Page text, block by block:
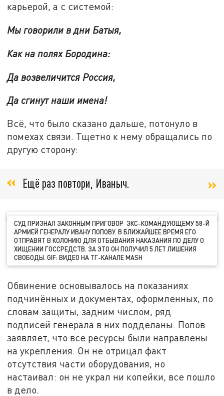
карьерой, а с системой:
Мы говорили в дни Батыя,
Как на полях Бородина:
Да возвеличится Россия,
Да сгинут наши имена!
Всё, что было сказано дальше, потонуло в
помехах связи. Тщетно к нему обращались по
другую сторону:
Ещё раз повтори, Иваныч.
СУД ПРИЗНАЛ ЗАКОННЫМ ПРИГОВОР ЭКС-КОМАНДУЮЩЕМУ 58-Й
АРМИЕЙ ГЕНЕРАЛУ ИВАНУ ПОПОВУ. В БЛИЖАЙШЕЕ ВРЕМЯ ЕГО
ОТПРАВЯТ В КОЛОНИЮ ДЛЯ ОТБЫВАНИЯ НАКАЗАНИЯ ПО ДЕЛУ О
ХИЩЕНИИ ГОССРЕДСТВ. ЗА ЭТО ОН ПОЛУЧИЛ 5 ЛЕТ ЛИШЕНИЯ
СВОБОДЫ. GIF: ВИДЕО НА ТГ-КАНАЛЕ MASH
Обвинение основывалось на показаниях
подчинённых и документах, оформленных, по
словам защиты, задним числом, ряд
подписей генерала в них подделаны. Попов
заявляет, что все ресурсы были направлены
на укрепления. Он не отрицал факт
отсутствия части оборудования, но
настаивал: он не украл ни копейки, все пошло
в дело.